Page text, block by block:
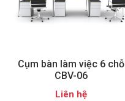
Cụm bàn làm việc 6 chỗ
CBV-06
Liên hệ